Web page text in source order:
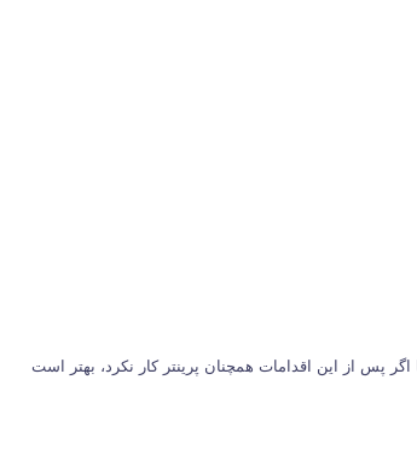
پس از این اقدامات همچنان پرینتر کار نکرد، بهتر است